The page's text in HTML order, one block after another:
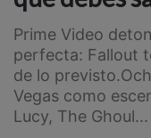
Prime Video
perfecta: Fallout
de lo
Vegas como
Lucy, The Ghoul...